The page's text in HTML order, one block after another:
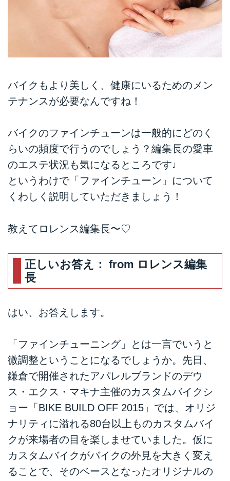
バイクもより美しく、健康にいるためのメン
テナンスが必要なんですね！
バイクのファインチューンは一般的にどのく
らいの頻度で行うのでしょう？編集長の愛車
のエステ状況も気になるところです♩
というわけで「ファインチューン」について
くわしく説明していただきましょう！
教えてロレンス編集長〜♡
正しいお答え： from ロレンス編集
長
はい、お答えします。
「ファインチューニング」とは一言でいうと
微調整ということになるでしょうか。先日、
鎌倉で開催されたアパレルブランドのデウ
ス・エクス・マキナ主催のカスタムバイクシ
ョー「BIKE BUILD OFF 2015」では、オリジ
ナリティに溢れる80台以上ものカスタムバイ
クが来場者の目を楽しませていました。仮に
カスタムバイクがバイクの外見を大きく変え
ることで、そのベースとなったオリジナルの